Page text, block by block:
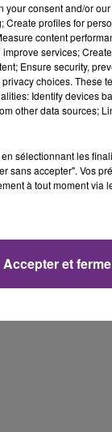
DE REIMS
du centre-
est
consent and/or
profiles for
content
services;
Ensure security,
choices. These
Identify devices
other data sources;
sélectionnant les
sans accepter". Vos
à tout moment via
Accepter et